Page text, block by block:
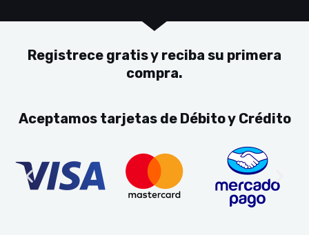
Registrece gratis y reciba su primera
compra.
Aceptamos tarjetas de Débito y Crédito